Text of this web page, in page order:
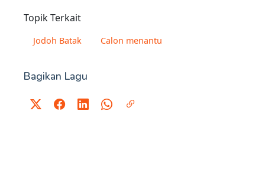
Topik Terkait
Jodoh Batak Calon menantu
Bagikan Lagu